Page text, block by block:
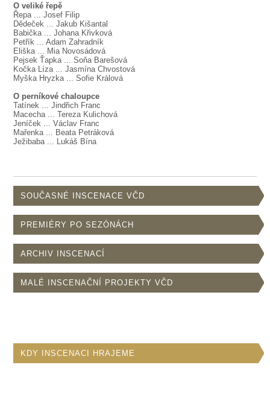
O veliké řepě
Řepa ... Josef Filip
Dědeček ... Jakub Kišantal
Babička ... Johana Křivková
Petřík ... Adam Zahradník
Eliška ... Mia Novosádová
Pejsek Ťapka ... Soňa Barešová
Kočka Líza ... Jasmína Chvostová
Myška Hryzka ... Sofie Králová
O perníkové chaloupce
Tatínek ... Jindřich Franc
Macecha ... Tereza Kulichová
Jeníček ... Václav Franc
Mařenka ... Beata Petráková
Ježibaba ... Lukáš Bína
SOUČASNÉ INSCENACE VČD
PREMIÉRY PO SEZÓNÁCH
ARCHIV INSCENACÍ
MALÉ INSCENAČNÍ PROJEKTY VČD
KDY INSCENACI HRAJEME